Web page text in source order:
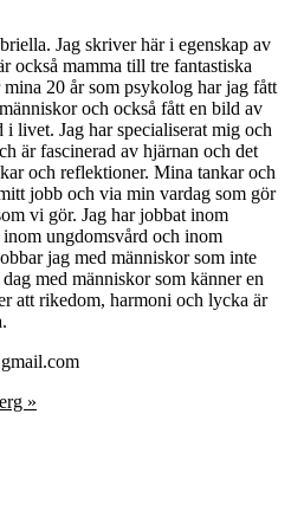
Jag skriver här i egenskap av
också mamma till tre fantastiska
20 år som psykolog har jag fått
och också fått en bild av
livet. Jag har specialiserat mig och
är fascinerad av hjärnan och det
och reflektioner. Mina tankar och
jobb och via min vardag som gör
vi gör. Jag har jobbat inom
ungdomsvård och inom
jag med människor som inte
med människor som känner en
att rikedom, harmoni och lycka är
»